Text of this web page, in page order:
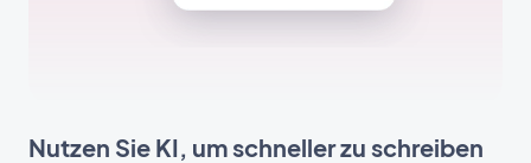
Nutzen Sie KI, um schneller zu schreiben